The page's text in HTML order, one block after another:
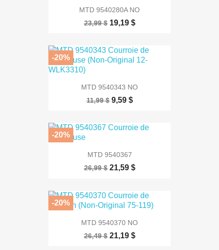
MTD 9540280A NO
23,99 $ 19,19 $
MTD 9540343 NO
11,99 $ 9,59 $
-20%
MTD 9540367
26,99 $ 21,59 $
-20%
MTD 9540370 NO
26,49 $ 21,19 $
-20%